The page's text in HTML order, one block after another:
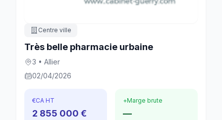
Centre ville
Très belle pharmacie urbaine
3 • Allier
02/04/2026
€CA HT
2 855 000 €
+Marge brute
—